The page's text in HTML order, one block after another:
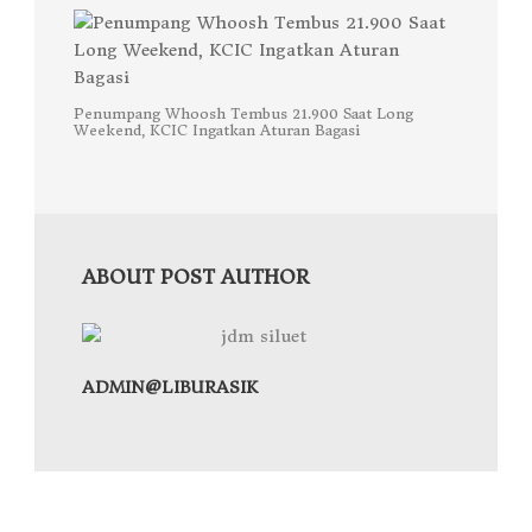
Penumpang Whoosh Tembus 21.900 Saat Long
Weekend, KCIC Ingatkan Aturan Bagasi
ABOUT POST AUTHOR
ADMIN@LIBURASIK